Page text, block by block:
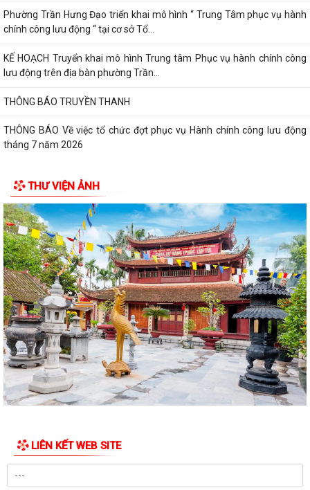
Phường Trần Hưng Đạo triển khai mô hình “ Trung Tâm phục vụ hành
chính công lưu động “ tại cơ sở Tổ...
KẾ HOẠCH Truyển khai mô hình Trung tâm Phục vụ hành chính công
lưu động trên địa bàn phường Trần...
THÔNG BÁO TRUYỀN THANH
THÔNG BÁO Về việc tổ chức đợt phục vụ Hành chính công lưu động
tháng 7 năm 2026
tâm thần Hải Dương nhân dịp 79...
Đồng chí Vũ Thị Hiên, Phó bí thư thường trực Đảng ủy phường Trần
Hưng Đạo thăm, tặng quà nhân Ngày...
Phường Trần Hưng Đạo triển khai lấy mẫu ADN các phần mộ liệt sĩ vô
danh tại Nghĩa trang Liệt Lê Lợi...
Đ/c Nguyễn Minh Thắng Bí thư Đảng ủy- Chủ tịch HĐND phường Trần
Hưng Đạo thăm, tặng quà gia đình...
Hơn 30 cán bộ, hội viên chữ thập đỏ trên địa bàn phường Trần Hưng
Đạo được tập huấn kỹ năng sơ cấp...
QUYẾT ĐỊNH Về việc công bố Danh mục thủ tục hành chính mới ban
hành, bị bãi bỏ thuộc phạm vi chức...
tặng quà các gia đình chính sách...
QUYẾT ĐỊNH Về việc công bố danh mục thủ tục hành chính ban hành
THƯ VIỆN ẢNH
LIÊN KẾT WEB SITE